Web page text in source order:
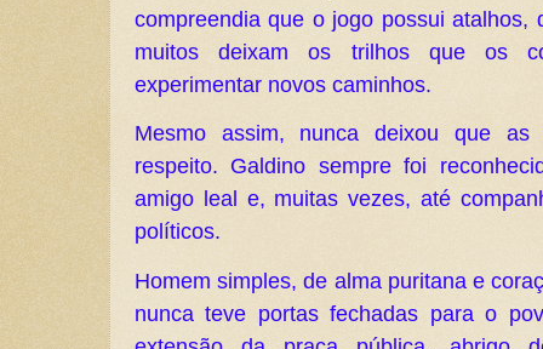
compreendia que o jogo possui atalhos,
muitos deixam os trilhos que os
experimentar novos caminhos.
Mesmo assim, nunca deixou que as
respeito. Galdino sempre foi
amigo leal e, muitas vezes, até
políticos.
Homem simples, de alma puritana e
nunca teve portas fechadas para o